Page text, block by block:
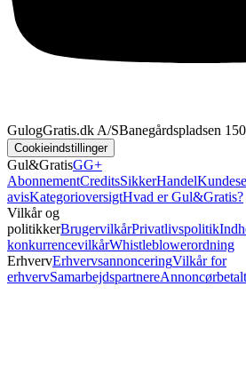
GulogGratis.dk A/SBanegårdspladsen 1
Cookieindstillinger
Gul&GratisGG+
AbonnementCreditsSikkerHandel
avisKategorioversigtHvad er Gul&Gratis?
Vilkår og
politikkerBrugervilkårPrivatlivspolitik
konkurrencevilkårWhistleblowerordning
ErhvervErhvervsannonceringVilkår for
erhvervSamarbejdspartnere